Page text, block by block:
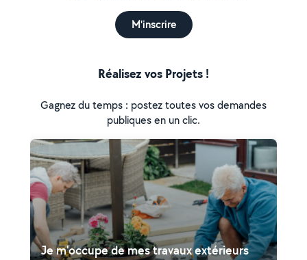
M'inscrire
Réalisez vos Projets !
Gagnez du temps : postez toutes vos demandes
publiques en un clic.
Je m'occupe de mes travaux extérieurs